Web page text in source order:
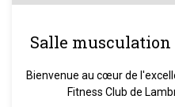
Salle musculation
Bienvenue au cœur de
Fitness Club de